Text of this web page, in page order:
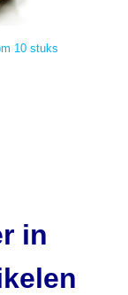
10 stuks
in